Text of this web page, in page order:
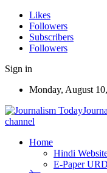
Likes
Followers
Subscribers
Followers
Sign in
Monday, August
channel
Home
Hindi
E-Paper